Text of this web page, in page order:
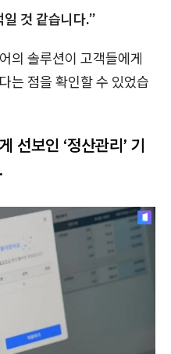
것 같습니다.”
의 솔루션이 고객들에게
는 점을 확인할 수 있었습
선보인 ‘정산관리’ 기